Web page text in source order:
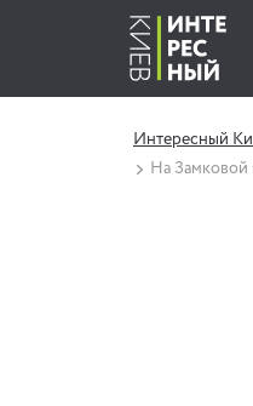
Интересный
На Замковой